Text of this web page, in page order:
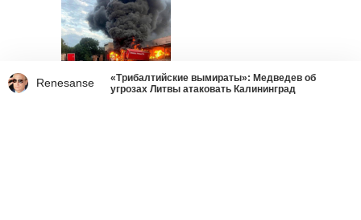
Renesanse
«Трибалтийские вымираты»: Медведев об
угрозах Литвы атаковать Калининград